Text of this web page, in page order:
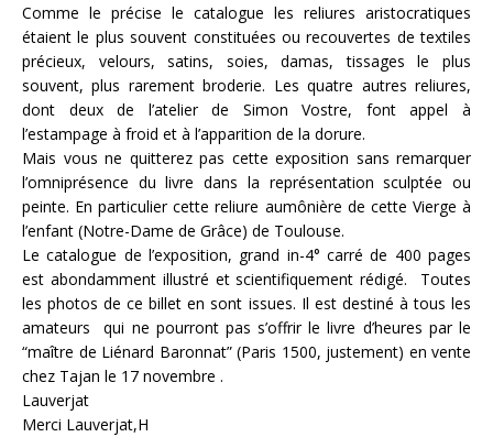
Comme le précise le catalogue les reliures aristocratiques
étaient le plus souvent constituées ou recouvertes de textiles
précieux, velours, satins, soies, damas, tissages le plus
souvent, plus rarement broderie. Les quatre autres reliures,
dont deux de l’atelier de Simon Vostre, font appel à
l’estampage à froid et à l’apparition de la dorure.
Mais vous ne quitterez pas cette exposition sans remarquer
l’omniprésence du livre dans la représentation sculptée ou
peinte. En particulier cette reliure aumônière de cette Vierge à
l’enfant (Notre-Dame de Grâce) de Toulouse.
Le catalogue de l’exposition, grand in-4° carré de 400 pages
est abondamment illustré et scientifiquement rédigé. Toutes
les photos de ce billet en sont issues. Il est destiné à tous les
amateurs qui ne pourront pas s’offrir le livre d’heures par le
“maître de Liénard Baronnat” (Paris 1500, justement) en vente
chez Tajan le 17 novembre .
Lauverjat
Merci Lauverjat,H